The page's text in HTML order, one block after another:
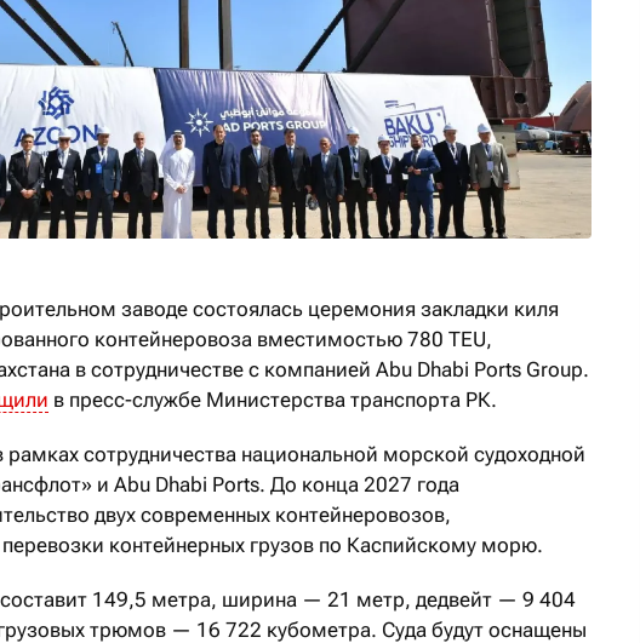
заводе состоялась церемония закладки киля
контейнеровоза вместимостью 780 TEU,
в сотрудничестве с компанией Abu Dhabi Ports Group.
в пресс-службе Министерства транспорта РК.
рамках сотрудничества национальной морской судоходной
и Abu Dhabi Ports. До конца 2027 года
двух современных контейнеровозов,
перевозки контейнерных грузов по Каспийскому морю.
149,5 метра, ширина — 21 метр, дедвейт — 9 404
трюмов — 16 722 кубометра. Суда будут оснащены